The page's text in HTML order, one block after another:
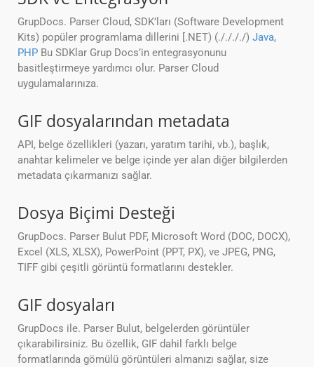
GrupDocs. Parser Cloud, SDK’ları (Software Development
Kits) popüler programlama dillerini [.NET) (././././) Java,
PHP Bu SDKlar Grup Docs’in entegrasyonunu
basitleştirmeye yardımcı olur. Parser Cloud
uygulamalarınıza.
GIF dosyalarından metadata
API, belge özellikleri (yazarı, yaratım tarihi, vb.), başlık,
anahtar kelimeler ve belge içinde yer alan diğer bilgilerden
metadata çıkarmanızı sağlar.
Dosya Biçimi Desteği
GrupDocs. Parser Bulut PDF, Microsoft Word (DOC, DOCX),
Excel (XLS, XLSX), PowerPoint (PPT, PX), ve JPEG, PNG,
TIFF gibi çeşitli görüntü formatlarını destekler.
GIF dosyaları
GrupDocs ile. Parser Bulut, belgelerden görüntüler
çıkarabilirsiniz. Bu özellik, GIF dahil farklı belge
formatlarında gömülü görüntüleri almanızı sağlar, size